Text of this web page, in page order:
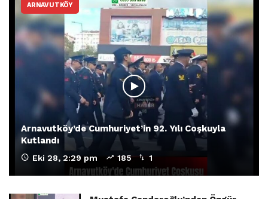
ARNAVUTKÖY
Arnavutköy’de Cumhuriyet’in 92. Yılı Coşkuyla
Kutlandı
Eki 28, 2:29 pm 185 1